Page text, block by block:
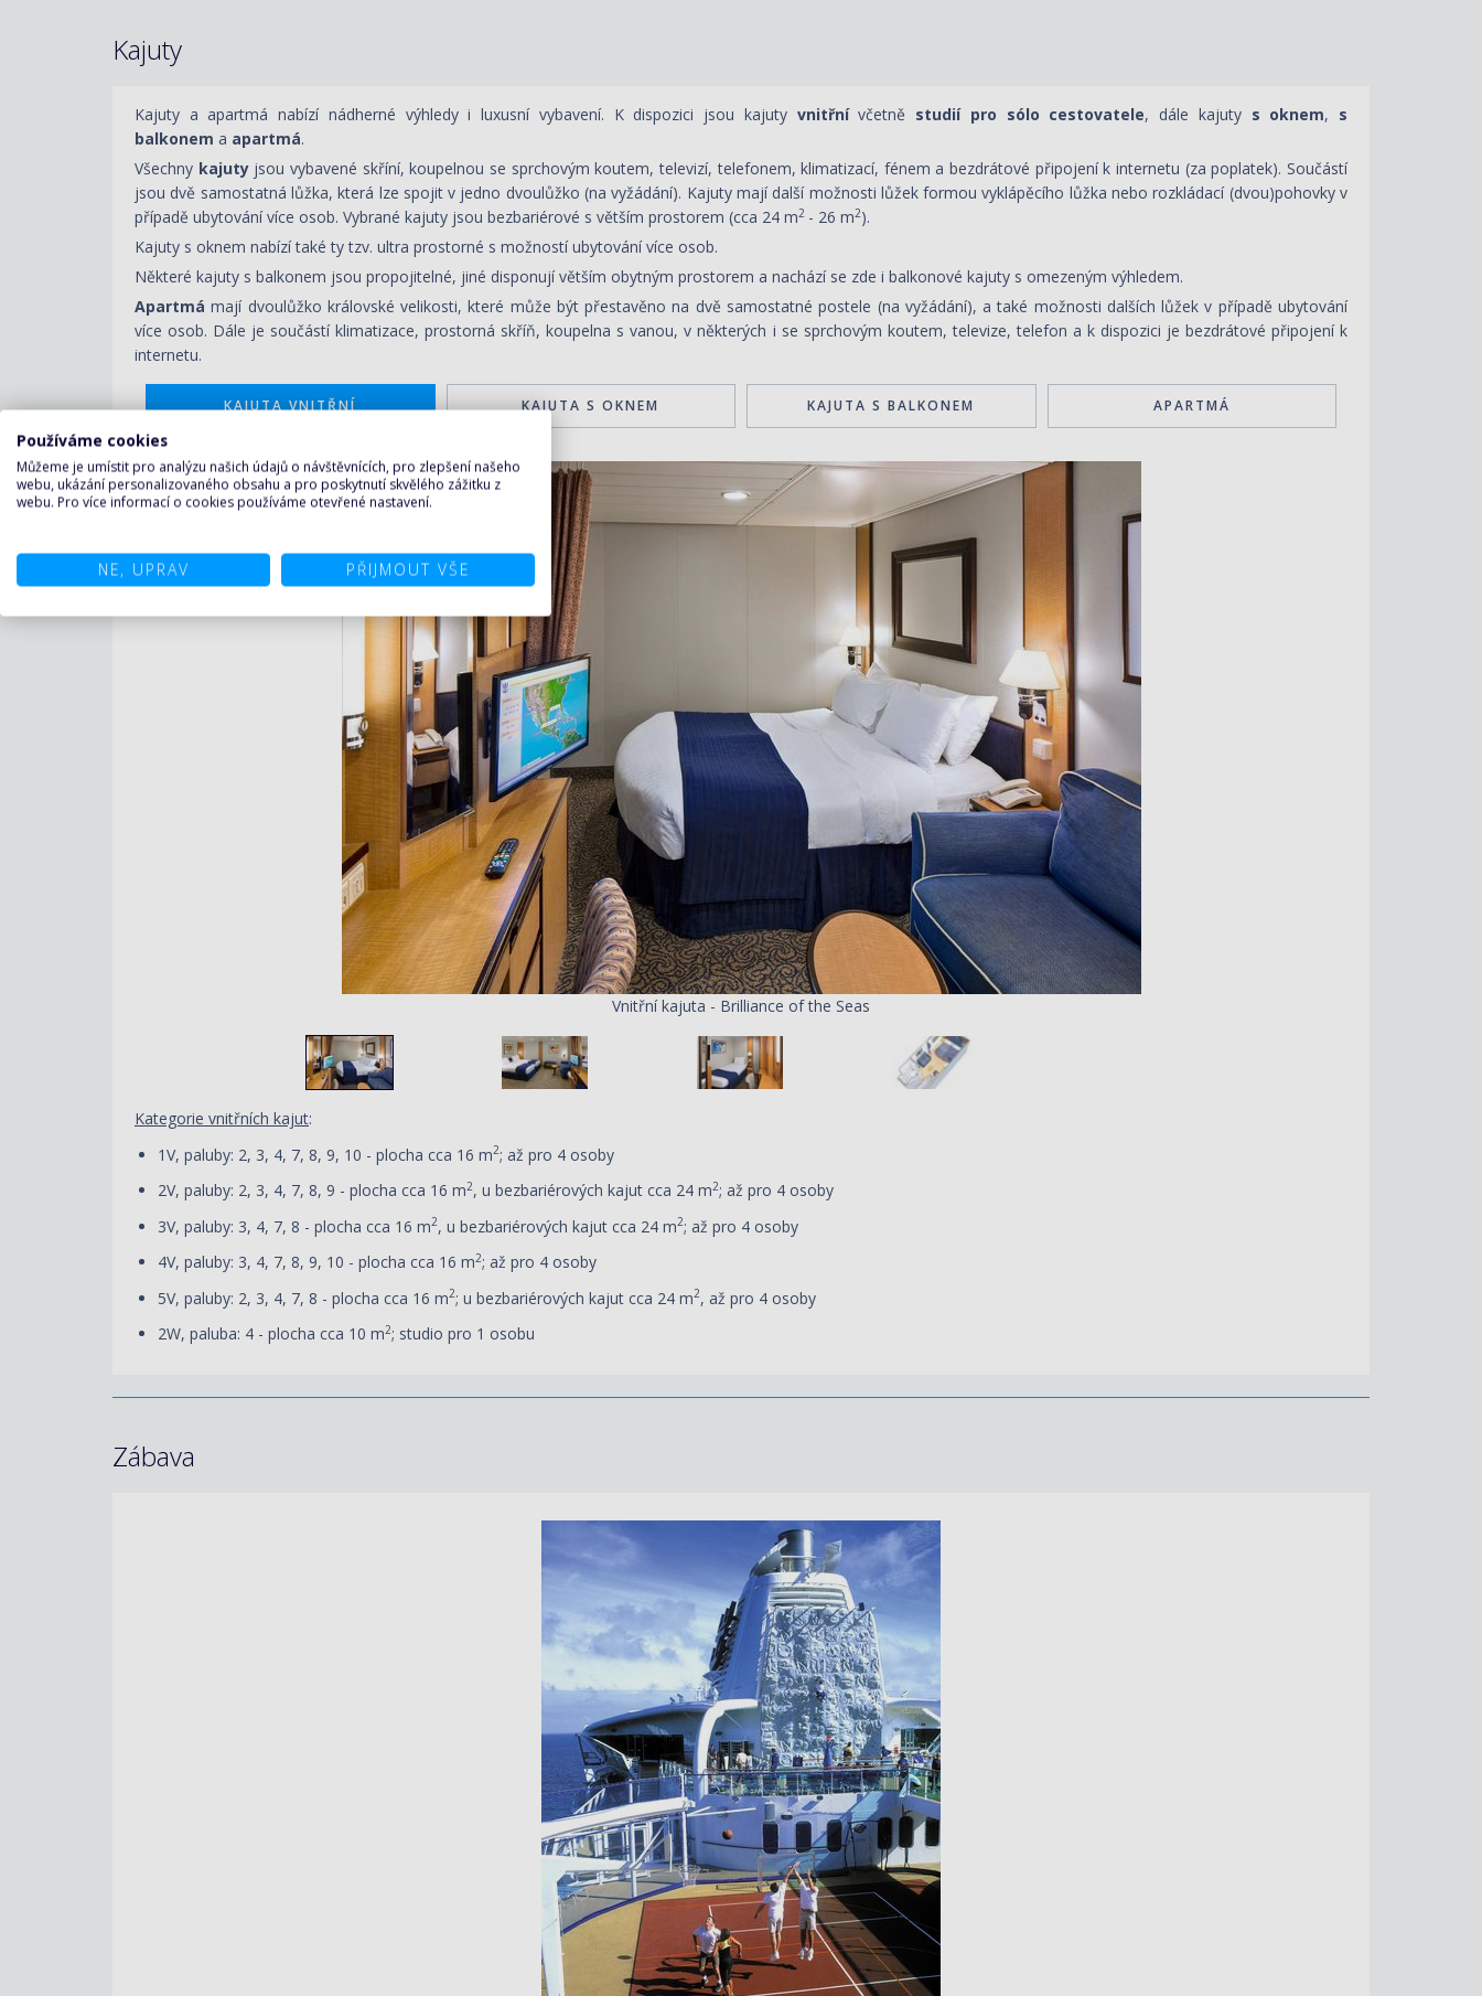
Kajuty
Kajuty a apartmá nabízí nádherné výhledy i luxusní vybavení. K dispozici jsou kajuty vnitřnívčetně studií pro sólo cestovatele, dále kajuty s oknem, s
balkonem a apartmá.
Všechny kajuty jsou vybavené skříní, koupelnou se sprchovým koutem, televizí, telefonem, klimatizací, fénem a bezdrátové připojení k internetu (za poplatek). Součástí
jsou dvě samostatná lůžka, která lze spojit v jedno dvoulůžko (na vyžádání). Kajuty mají další možnosti lůžek formou vyklápěcího lůžka nebo rozkládací (dvou)pohovky v
případě ubytování více osob. Vybrané kajuty jsou bezbariérové s větším prostorem (cca 24 m2 - 26 m2).
Kajuty s oknem nabízí také ty tzv. ultra prostorné s možností ubytování více osob.
Některé kajuty s balkonem jsou propojitelné, jiné disponují větším obytným prostorem a nachází se zde i balkonové kajuty s omezeným výhledem.
Apartmá mají dvoulůžko královské velikosti, které může být přestavěno na dvě samostatné postele (na vyžádání), a také možnosti dalších lůžek v případě ubytování
více osob. Dále je součástí klimatizace, prostorná skříň, koupelna s vanou, v některých i se sprchovým koutem, televize, telefon a k dispozici je bezdrátové připojení k
internetu.
KAJUTA VNITŘNÍ KAJUTA S OKNEM KAJUTA S BALKONEM APARTMÁ
Vnitřní kajuta - Brilliance of the Seas
Kategorie vnitřních kajut:
1V, paluby: 2, 3, 4, 7, 8, 9, 10 - plocha cca 16 m2; až pro 4 osoby
2V, paluby: 2, 3, 4, 7, 8, 9 - plocha cca 16 m2, u bezbariérových kajut cca 24 m2; až pro 4 osoby
3V, paluby: 3, 4, 7, 8 - plocha cca 16 m2, u bezbariérových kajut cca 24 m2; až pro 4 osoby
4V, paluby: 3, 4, 7, 8, 9, 10 - plocha cca 16 m2; až pro 4 osoby
5V, paluby: 2, 3, 4, 7, 8 - plocha cca 16 m2; u bezbariérových kajut cca 24 m2, až pro 4 osoby
2W, paluba: 4 - plocha cca 10 m2; studio pro 1 osobu
Zábava
Používáme cookies
Můžeme je umístit pro analýzu našich údajů o návštěvnících, pro zlepšení našeho
webu, ukázání personalizovaného obsahu a pro poskytnutí skvělého zážitku z
webu. Pro více informací o cookies používáme otevřené nastavení.
NE, UPRAV PŘIJMOUT VŠE